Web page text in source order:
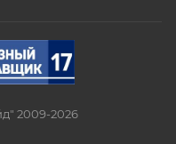
2009-2026